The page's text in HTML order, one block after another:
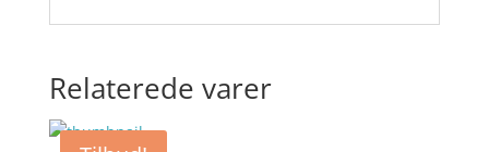
Relaterede varer